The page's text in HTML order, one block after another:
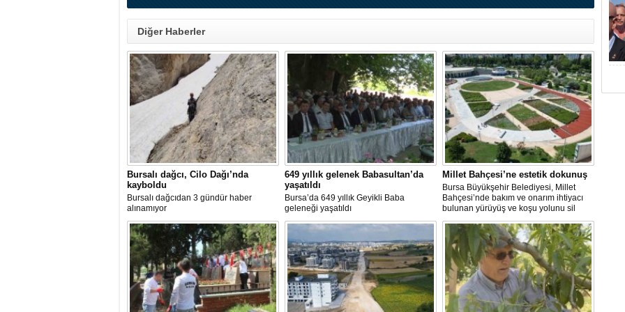
Diğer Haberler
Bursalı dağcı, Cilo Dağı’nda
kayboldu
Bursalı dağcıdan 3 gündür haber
alınamıyor
649 yıllık gelenek Babasultan’da
yaşatıldı
Bursa’da 649 yıllık Geyikli Baba
geleneği yaşatıldı
Millet Bahçesi’ne estetik dokunuş
Bursa Büyükşehir Belediyesi, Millet
Bahçesi’nde bakım ve onarım ihtiyacı
bulunan yürüyüş ve koşu yolunu sil
baştan yeniliyor.